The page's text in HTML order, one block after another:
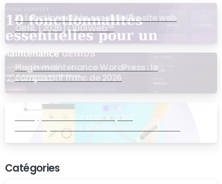
10 fonctionnalités essentielles site web
OBNL [2026] | 1001Web™
Plugin maintenance WordPress : le
comparatif franc de 2026
Décrypter le rôle d’un expert
« concepteur de site internet » sur la toile
numérique
Catégories